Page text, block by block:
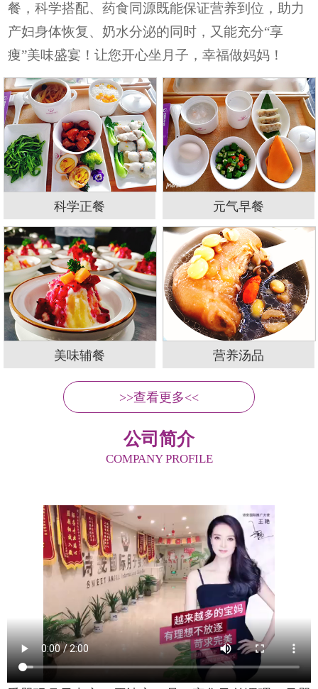
餐，科学搭配、药食同源既能保证营养到位，助力
产妇身体恢复、奶水分泌的同时，又能充分“享
痩”美味盛宴！让您开心坐月子，幸福做妈妈！
科学正餐 元气早餐
美味辅餐 营养汤品
>>查看更多<<
公司简介
COMPANY PROFILE